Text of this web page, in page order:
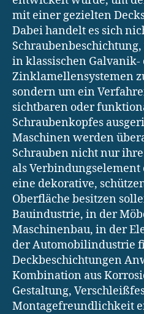
mit einer gezielten
Dabei handelt es sich
in klassischen Galvanik-
Zinklamellensystemen
sondern um ein
sichtbaren oder
Schraubenkopfes
Maschinen werden
Schrauben nicht nur
als
eine dekorative,
Oberfläche besitzen
Bauindustrie, in der
Maschinenbau, in der
der Automobilindustrie
Deckbeschichtungen
Kombination aus
Gestaltung,
Montagefreundlichkeit